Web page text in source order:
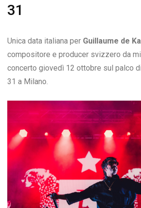
31
Unica data italiana per Guillaume de
compositore e producer svizzero da
concerto giovedì 12 ottobre sul palco
31 a Milano.